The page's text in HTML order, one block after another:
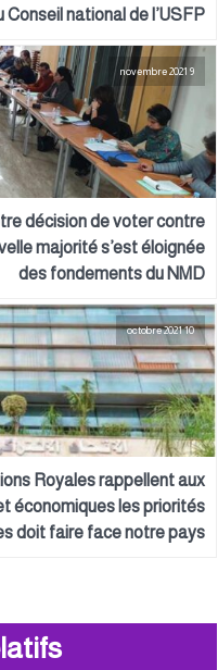
Conseil national de l’USFP
décision de voter contre
majorité s’est éloignée
des fondements du NMD
10 octobre 2021
Royales rappellent aux
économiques les priorités
doit faire face notre pays